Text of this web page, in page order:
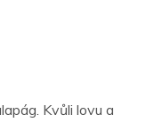
Kvůli lovu a